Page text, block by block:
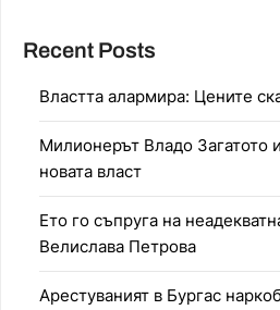
Recent Posts
Властта алармира: Цените
Милионерът Владо Загатото
новата власт
Ето го съпруга на
Велислава Петрова
Арестуваният в Бургас